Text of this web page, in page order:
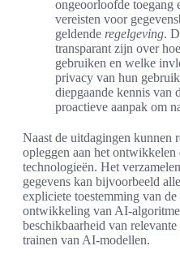
ongeoorloofde toegang
vereisten voor
geldende regelgeving.
transparant zijn over
gebruiken en welke
privacy van hun
diepgaande kennis van
proactieve aanpak om
Naast de uitdagingen kunnen
opleggen aan het
technologieën. Het
gegevens kan bijvoorbeeld
expliciete toestemming van
ontwikkeling van AI-
beschikbaarheid van
trainen van AI-modellen.